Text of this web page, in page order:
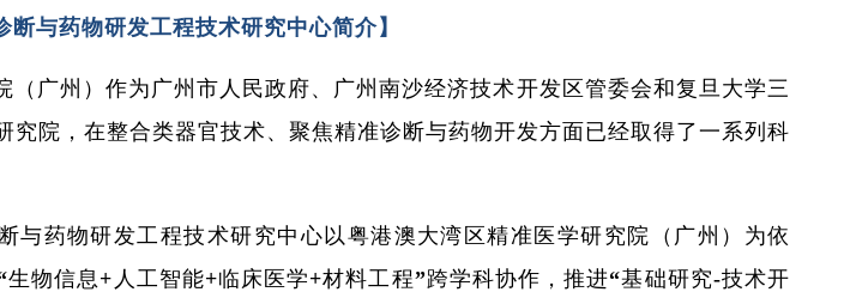
断与药物研发工程技术研究中心简介】
（广州）作为广州市人民政府、广州南沙经济技术开发区管委会和复旦大学三
究院，在整合类器官技术、聚焦精准诊断与药物开发方面已经取得了一系列科
与药物研发工程技术研究中心以粤港澳大湾区精准医学研究院（广州）为依
物信息+人工智能+临床医学+材料工程”跨学科协作，推进“基础研究-技术开